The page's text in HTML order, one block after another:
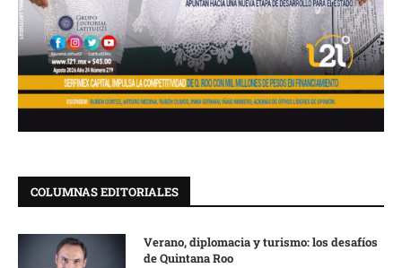
COLUMNAS EDITORIALES
Verano, diplomacia y turismo: los desafíos
de Quintana Roo